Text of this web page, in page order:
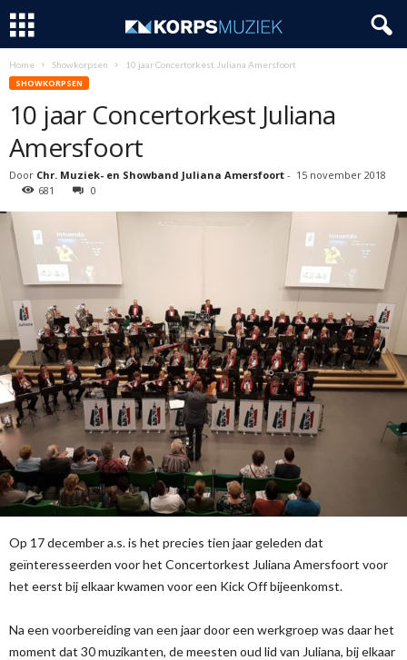
Home Showkorpsen 10 jaar Concertorkest Juliana Amersfoort
SHOWKORPSEN
10 jaar Concertorkest Juliana
Amersfoort
Door Chr. Muziek- en Showband Juliana Amersfoort - 15 november 2018
681
0
Op 17 december a.s. is het precies tien jaar geleden dat
geïnteresseerden voor het Concertorkest Juliana Amersfoort voor
het eerst bij elkaar kwamen voor een Kick Off bijeenkomst.
Na een voorbereiding van een jaar door een werkgroep was daar het
moment dat 30 muzikanten, de meesten oud lid van Juliana, bij elkaar